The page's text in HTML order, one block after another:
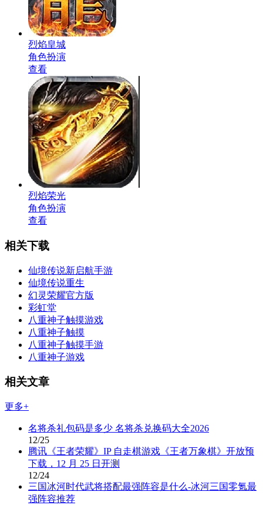
烈焰皇城
角色扮演
查看
烈焰荣光
角色扮演
查看
相关下载
仙境传说新启航手游
仙境传说重生
幻灵荣耀官方版
彩虹堂
八重神子触摸游戏
八重神子触摸
八重神子触摸手游
八重神子游戏
相关文章
更多+
名将杀礼包码是多少 名将杀兑换码大全2026
12/25
腾讯《王者荣耀》IP 自走棋游戏《王者万象棋》开放预
下载，12 月 25 日开测
12/24
三国冰河时代武将搭配最强阵容是什么-冰河三国零氪最
强阵容推荐